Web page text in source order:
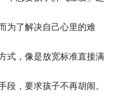
为了解决自己心里的难
式，像是放宽标准直接满
段，要求孩子不再胡闹。